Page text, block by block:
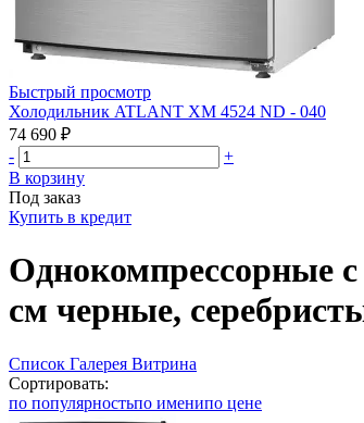
Быстрый просмотр
Холодильник ATLANT ХМ 4524 ND - 040
74 690 ₽
-
+
В корзину
Под заказ
Купить в кредит
Однокомпрессорные
см черные,
Список Галерея Витрина
Сортировать:
по популярностьпо именипо цене